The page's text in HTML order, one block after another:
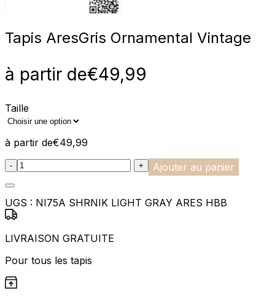
Tapis AresGris Ornamental Vintage
à partir de€49,99
Taille
à partir de€49,99
:product_name quantity
- + Ajouter au panier
UGS : NI75A SHRNIK LIGHT GRAY ARES HBB
LIVRAISON GRATUITE
Pour tous les tapis